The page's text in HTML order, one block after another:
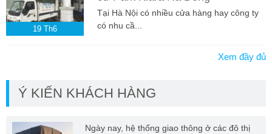
19 Th6
Tại Hà Nội có nhiều cửa hàng hay công ty
có nhu cầ...
Xem đầy đủ
Ý KIẾN KHÁCH HÀNG
Ngày nay, hệ thống giao thông ở các đô thị